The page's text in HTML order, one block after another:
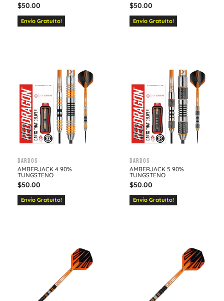
$50.00
Envío Gratuito!
$50.00
Envío Gratuito!
Dardos
AMBERJACK 4 90%
TUNGSTENO
$50.00
Envío Gratuito!
Dardos
AMBERJACK 5 90%
TUNGSTENO
$50.00
Envío Gratuito!